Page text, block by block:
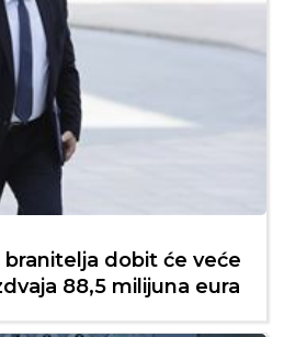
dobit će veće
88,5 milijuna eura